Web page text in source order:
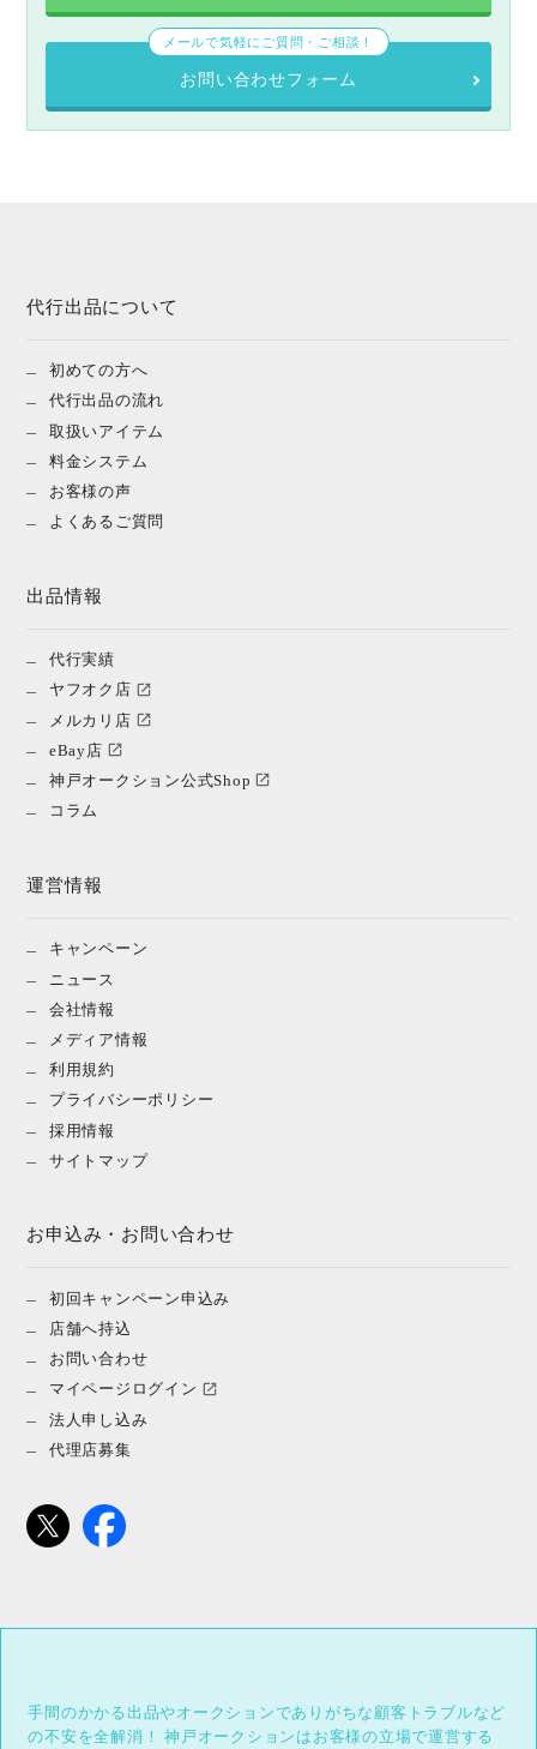
メールで気軽にご質問・ご相談！
お問い合わせフォーム
代行出品について
初めての方へ
代行出品の流れ
取扱いアイテム
料金システム
お客様の声
よくあるご質問
出品情報
代行実績
ヤフオク店
メルカリ店
eBay店
神戸オークション公式Shop
コラム
運営情報
キャンペーン
ニュース
会社情報
メディア情報
利用規約
プライバシーポリシー
採用情報
サイトマップ
お申込み・お問い合わせ
初回キャンペーン申込み
店舗へ持込
お問い合わせ
マイページログイン
法人申し込み
代理店募集
手間のかかる出品やオークションでありがちな顧客トラブルなど
の不安を全解消！
神戸オークションはお客様の立場で運営する